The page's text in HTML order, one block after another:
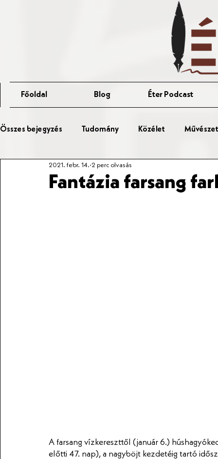
Főoldal Blog Éter Podcast
Összes bejegyzés Tudomány Közélet
Érted Talks Affér Vitaest
Fantázia farsang
2021. febr. 14. 2 perc olvasás
A farsang vízkereszttől (január 6.)
előtti 47. nap), a nagyböjt kezdetéig tartó